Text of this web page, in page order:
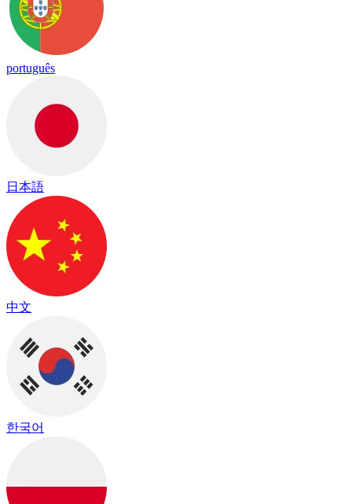
português
日本語
中文
한국어